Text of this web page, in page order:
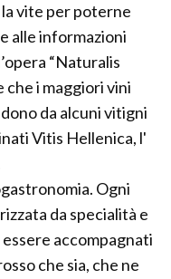
vite per poterne
alle informazioni
“Naturalis
che i maggiori vini
da alcuni vitigni
Vitis Hellenica, l'
Ogni
da specialità e
accompagnati
che sia, che ne